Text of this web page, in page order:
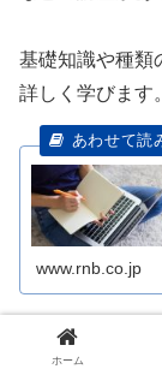
基礎知識や種類
詳しく学びます。
www.rnb.co.jp
◎Formie
ホーム